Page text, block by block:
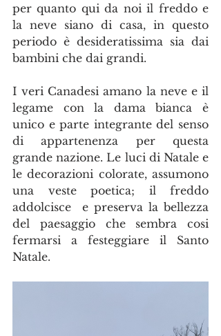
per quanto qui da noi il freddo e
la neve siano di casa, in questo
periodo è desideratissima sia dai
bambini che dai grandi.
I veri Canadesi amano la neve e il
legame con la dama bianca è
unico e parte integrante del senso
di appartenenza per questa
grande nazione. Le luci di Natale e
le decorazioni colorate, assumono
una veste poetica; il freddo
addolcisce  e preserva la bellezza
del paesaggio che sembra cosi
fermarsi a festeggiare il Santo
Natale.